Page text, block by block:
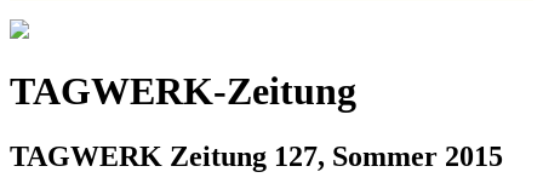
TAGWERK-Zeitung
TAGWERK Zeitung 127, Sommer 2015